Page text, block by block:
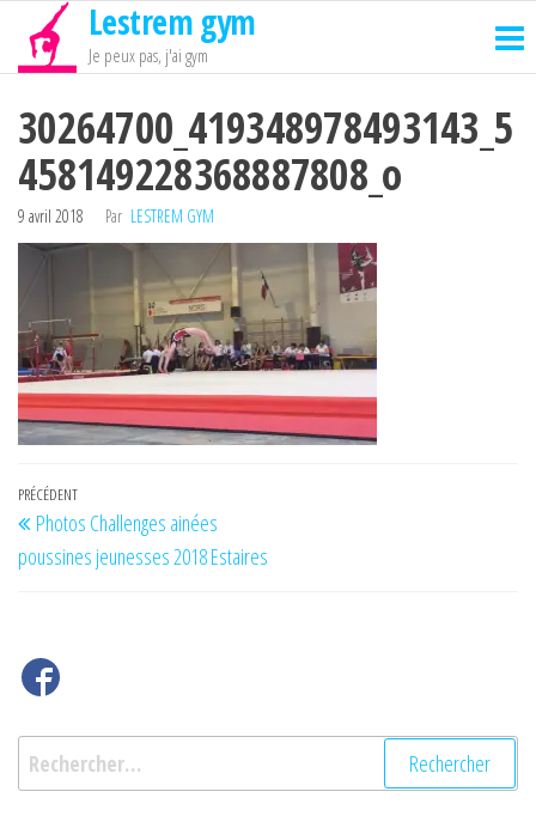
Passer
contenu
Lestrem gym
Je peux pas, j'ai gym
30264700_419348978493143_5
458149228368887808_o
9 avril 2018 Par LESTREM GYM
Navigation
de
l’article
Article
précédent
PRÉCÉDENT
Photos Challenges ainées
poussines jeunesses 2018 Estaires
Rechercher :